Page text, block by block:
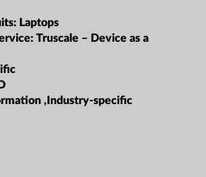
Laptops
Truscale – Device as a
,Industry-specific